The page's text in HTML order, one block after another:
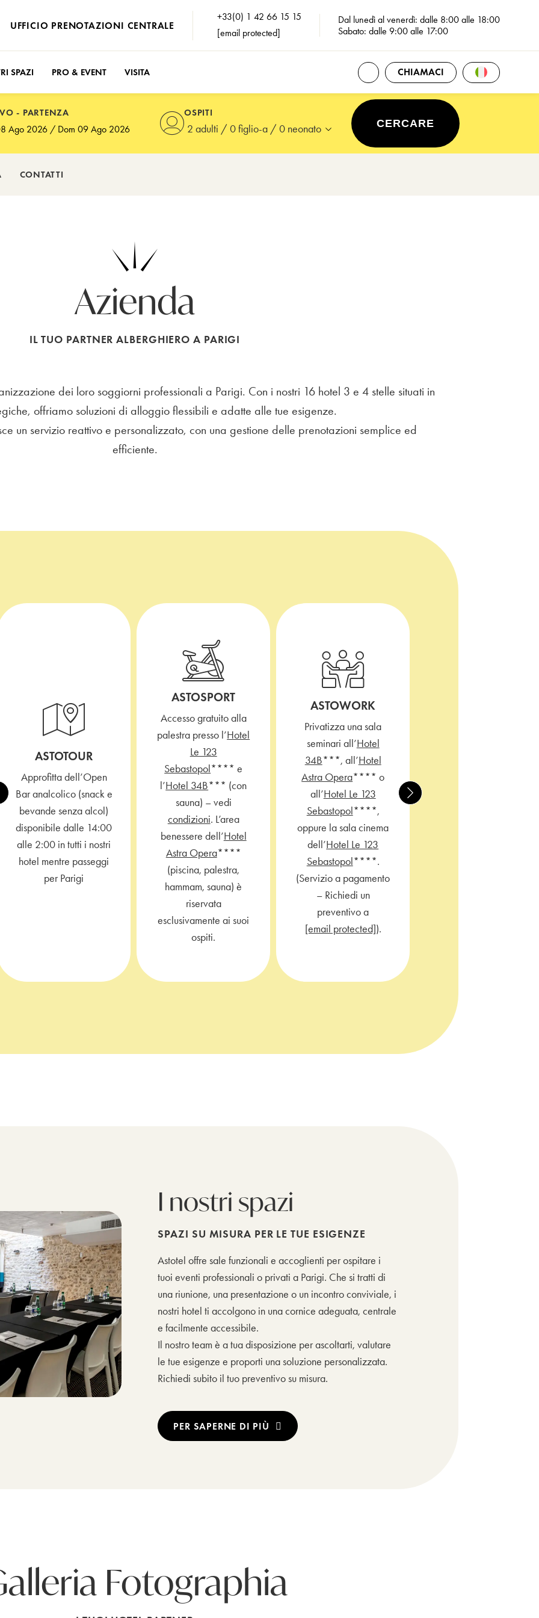
UFFICIO PRENOTAZIONI CENTRALE
+33(0) 1 42 66 15 15
[email protected]
Dal lunedì al venerdì: dalle 8:00 alle 18:00
Sabato: dalle 9:00 alle 17:00
SPAZI PRO & EVENT VISITA APRI TUTTI I CONTATTI
CHIAMACI Apri La
- PARTENZA
il tasto Invio o Spazio per aprire il calendario e navigare con le frecce, oppure premere il tasto Tab per poi digitare le
OSPITI
2 adulti / 0 figlio-a / 0 neonato
CONTATTI
Azienda
IL TUO PARTNER ALBERGHIERO A PARIGI
dei loro soggiorni professionali a Parigi. Con i nostri 16 hotel 3 e 4 stelle situati in
offriamo soluzioni di alloggio flessibili e adatte alle tue esigenze.
un servizio reattivo e personalizzato, con una gestione delle prenotazioni semplice ed
efficiente.
ASTOTOUR
Approfitta dell’Open
Bar analcolico (snack e
bevande senza alcol)
disponibile dalle 14:00
alle 2:00 in tutti i nostri
hotel mentre passeggi
per Parigi
ASTOSPORT
Accesso gratuito alla
palestra presso l’Hotel
Le 123
Sebastopol**** e
l’Hotel 34B*** (con
sauna) – vedi
condizioni. L’area
benessere dell’Hotel
Astra Opera****
(piscina, palestra,
hammam, sauna) è
riservata
esclusivamente ai suoi
ospiti.
ASTOWORK
Privatizza una sala
seminari all’Hotel
34B***, all’Hotel
Astra Opera**** o
all’Hotel Le 123
Sebastopol****,
oppure la sala cinema
dell’Hotel Le 123
Sebastopol****.
(Servizio a pagamento
– Richiedi un
preventivo a
[email protected]).
I nostri spazi
SPAZI SU MISURA PER LE TUE ESIGENZE
Astotel offre sale funzionali e accoglienti per ospitare i
tuoi eventi professionali o privati a Parigi. Che si tratti di
una riunione, una presentazione o un incontro conviviale, i
nostri hotel ti accolgono in una cornice adeguata, centrale
e facilmente accessibile.
Il nostro team è a tua disposizione per ascoltarti, valutare
le tue esigenze e proporti una soluzione personalizzata.
Richiedi subito il tuo preventivo su misura.
PER SAPERNE DI PIÙ
Fotographia